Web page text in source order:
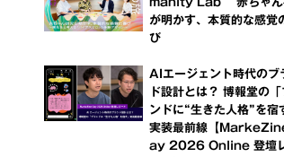
が明かす、本質的な感覚
び
AIエージェント時代のブ
ド設計とは？ 博報堂の「
ンドに“生きた人格”を宿
実装最前線【
ay 2026 Online 登壇